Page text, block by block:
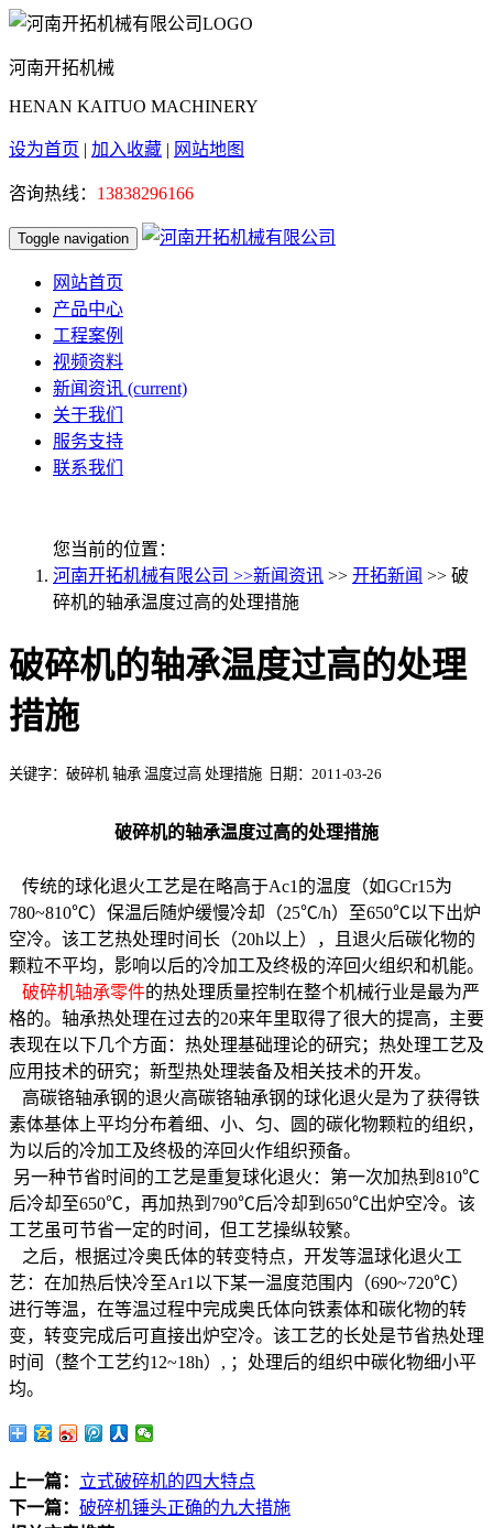
河南开拓机械
HENAN KAITUO MACHINERY
设为首页 | 加入收藏 | 网站地图
咨询热线： 13838296166
Toggle navigation
网站首页
产品中心
工程案例
视频资料
新闻资讯 (current)
关于我们
服务支持
联系我们
您当前的位置：
河南开拓机械有限公司 >>新闻资讯 >> 开拓新闻 >> 破
碎机的轴承温度过高的处理措施
破碎机的轴承温度过高的处理
措施
关键字：破碎机 轴承 温度过高 处理措施 日期：2011-03-26
破碎机的轴承温度过高的处理措施
传统的球化退火工艺是在略高于Ac1的温度（如GCr15为
780~810℃）保温后随炉缓慢冷却（25℃/h）至650℃以下出炉
空冷。该工艺热处理时间长（20h以上），且退火后碳化物的
颗粒不平均，影响以后的冷加工及终极的淬回火组织和机能。
破碎机轴承零件的热处理质量控制在整个机械行业是最为严
格的。轴承热处理在过去的20来年里取得了很大的提高，主要
表现在以下几个方面：热处理基础理论的研究；热处理工艺及
应用技术的研究；新型热处理装备及相关技术的开发。
高碳铬轴承钢的退火高碳铬轴承钢的球化退火是为了获得铁
素体基体上平均分布着细、小、匀、圆的碳化物颗粒的组织，
为以后的冷加工及终极的淬回火作组织预备。
另一种节省时间的工艺是重复球化退火：第一次加热到810℃
后冷却至650℃，再加热到790℃后冷却到650℃出炉空冷。该
工艺虽可节省一定的时间，但工艺操纵较繁。
之后，根据过冷奥氏体的转变特点，开发等温球化退火工
艺：在加热后快冷至Ar1以下某一温度范围内（690~720℃）
进行等温，在等温过程中完成奥氏体向铁素体和碳化物的转
变，转变完成后可直接出炉空冷。该工艺的长处是节省热处理
时间（整个工艺约12~18h）, ；处理后的组织中碳化物细小平
均。
上一篇： 立式破碎机的四大特点
下一篇： 破碎机锤头正确的九大措施